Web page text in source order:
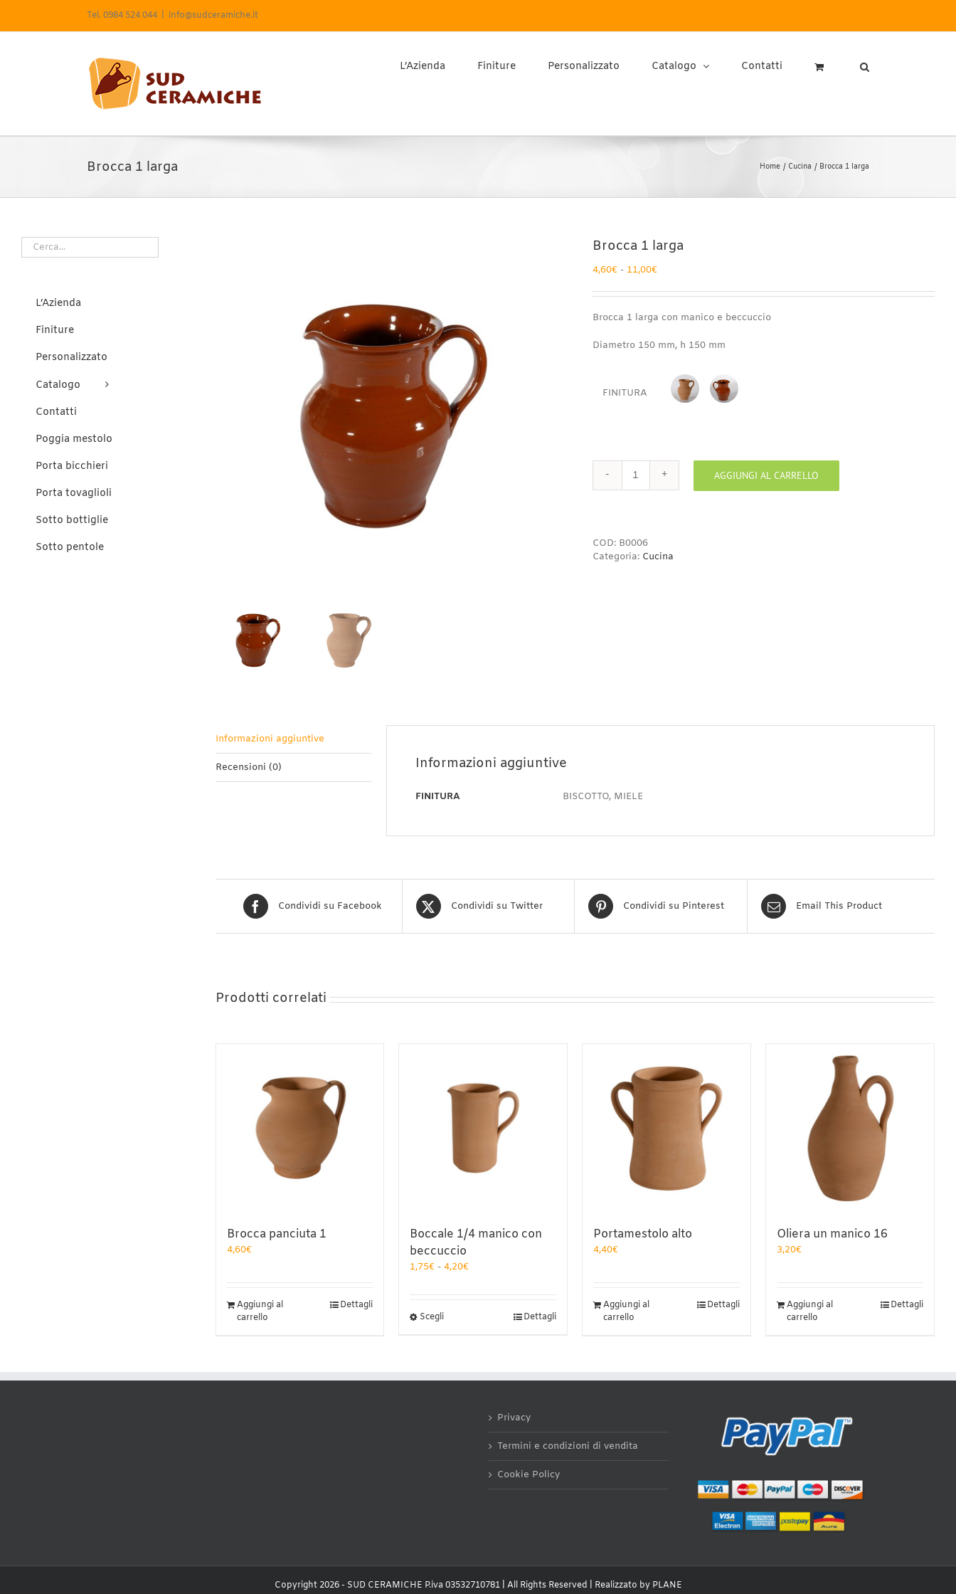
contenuto
Tel. 0984 524 044 info@sudceramiche.it
L’Azienda Finiture Personalizzato Catalogo Contatti
Brocca 1 larga Home Cucina Brocca 1 larga
Brocca 1 larga
4,60€ - 11,00€Fascia
prezzo:
4,60€
11,00€
Brocca 1 larga con manico e beccuccio
Diametro 150 mm, h 150 mm
FINITURA
Brocca
AGGIUNGI AL CARRELLO
COD: B0006
Categoria: Cucina
Informazioni aggiuntive
Recensioni (0) Informazioni aggiuntive
FINITURA BISCOTTO, MIELE
Condividi su Facebook Condividi su Twitter Condividi su Pinterest Email This Product
Prodotti correlati
Brocca panciuta 1
4,60€
Aggiungi al
carrello
Dettagli
Boccale 1/4 manico con
beccuccio
1,75€ - 4,20€
ScegliQuesto
Le
Dettagli
Portamestolo alto
4,40€
Aggiungi al
carrello
Dettagli
Oliera un manico 16
3,20€
Aggiungi al
carrello
Dettagli
L’Azienda
Finiture
Personalizzato
Catalogo
Contatti
Poggia mestolo
Porta bicchieri
Porta tovaglioli
Sotto bottiglie
Sotto pentole
Privacy
Termini e condizioni di vendita
Cookie Policy
Copyright 2026 - SUD CERAMICHE P.iva 03532710781 | All Rights Reserved | Realizzato by PLANE